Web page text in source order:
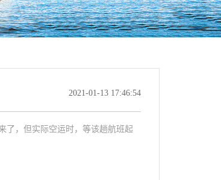
2021-01-13 17:46:54
了，但实际空运时，等该趟航班起